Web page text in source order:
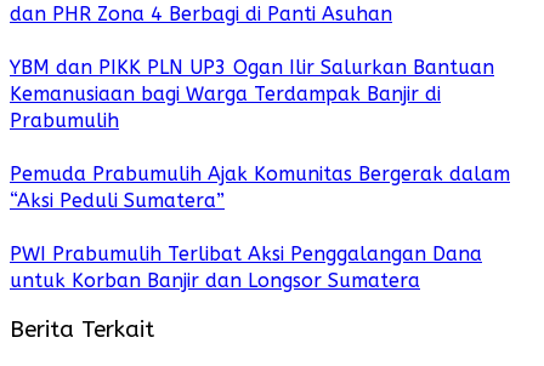
dan PHR Zona 4 Berbagi di Panti Asuhan
YBM dan PIKK PLN UP3 Ogan Ilir Salurkan Bantuan
Kemanusiaan bagi Warga Terdampak Banjir di
Prabumulih
Pemuda Prabumulih Ajak Komunitas Bergerak dalam
“Aksi Peduli Sumatera”
PWI Prabumulih Terlibat Aksi Penggalangan Dana
untuk Korban Banjir dan Longsor Sumatera
Berita Terkait